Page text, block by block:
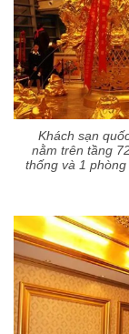
Khách sạn
nằm trên tầng
thống và 1